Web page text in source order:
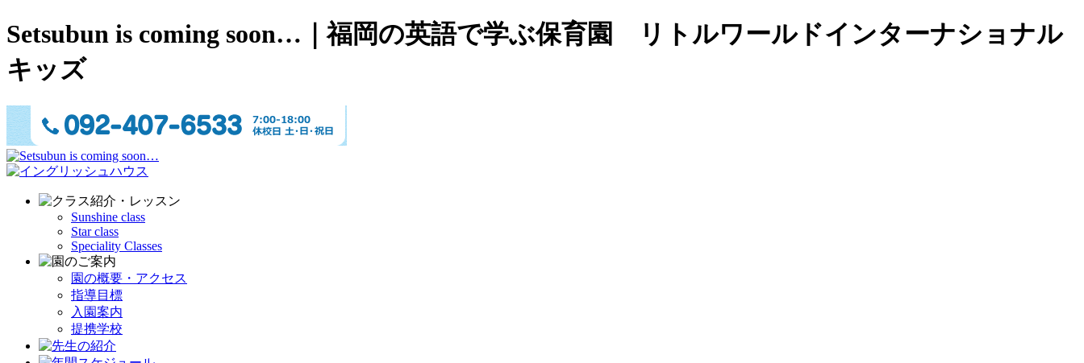
Setsubun is coming soon…｜福岡の英語で学ぶ保育園 リトルワールドインターナショナル
キッズ
Sunshine class
Star class
Speciality Classes
園の概要・アクセス
指導目標
入園案内
提携学校